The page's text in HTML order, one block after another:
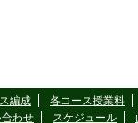
編成
各コース授業料
わせ
スケジュール